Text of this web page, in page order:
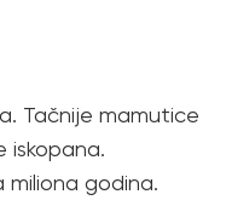
Tačnije mamutice
iskopana.
miliona godina.